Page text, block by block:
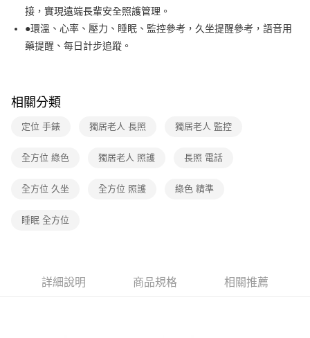
接，實現遠端長輩安全照護管理。
●環溫、心率、壓力、睡眠、監控參考，久坐提醒參考，語音用
藥提醒、每日計步追蹤。
相關分類
定位 手錶 獨居老人 長照 獨居老人 監控
全方位 綠色 獨居老人 照護 長照 電話
全方位 久坐 全方位 照護 綠色 精準
睡眠 全方位
詳細說明 商品規格 相關推薦